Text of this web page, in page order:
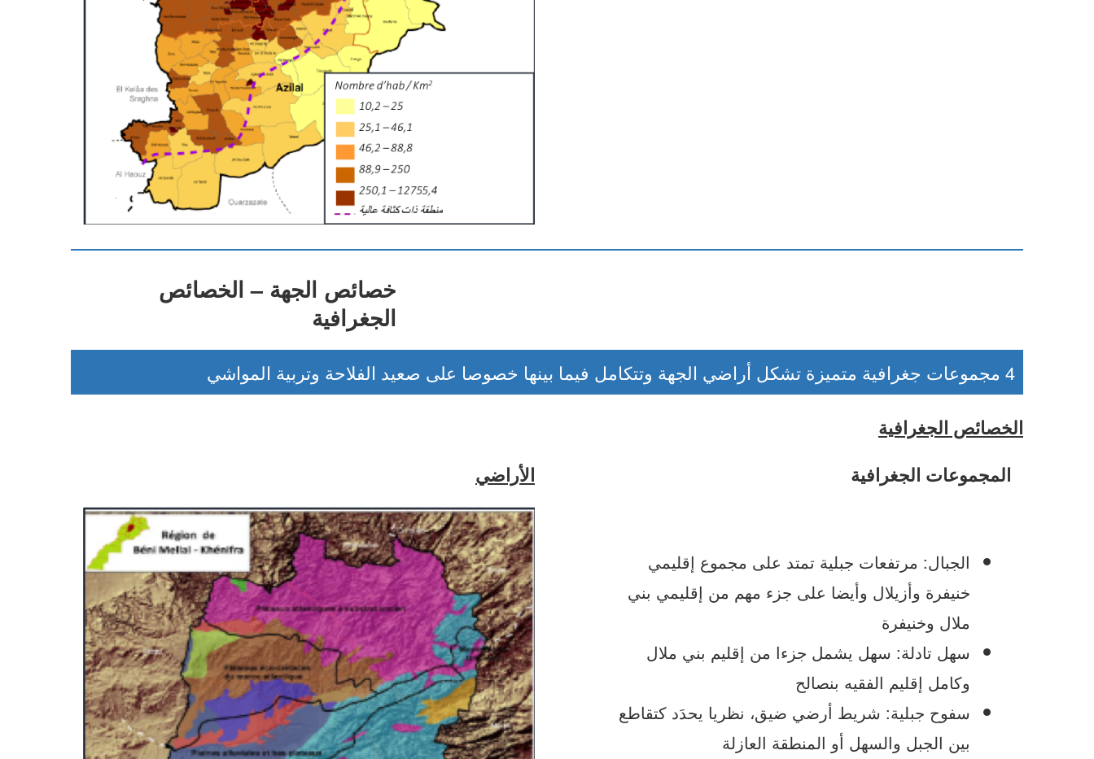
خصائص الجهة – الخصائص
الجغرافية
4 مجموعات جغرافية متميزة تشكل أراضي الجهة وتتكامل فيما بينها خصوصا على صعيد الفلاحة وتربية المواشي
الخصائص الجغرافية
الأراضي
المجموعات الجغرافية
الجبال: مرتفعات جبلية تمتد على مجموع إقليمي
خنيفرة وأزيلال وأيضا على جزء مهم من إقليمي بني
ملال وخنيفرة
سهل تادلة: سهل يشمل جزءا من إقليم بني ملال
وكامل إقليم الفقيه بنصالح
سفوح جبلية: شريط أرضي ضيق، نظريا يحدَد كتقاطع
بين الجبل والسهل أو المنطقة العازلة